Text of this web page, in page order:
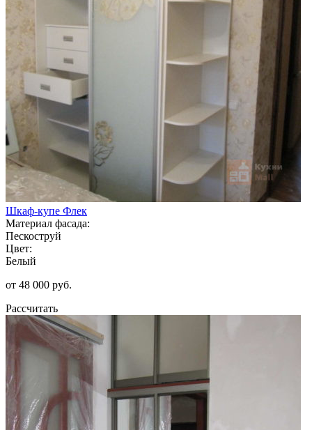
Шкаф-купе Флек
Материал фасада:
Пескоструй
Цвет:
Белый
от 48 000 руб.
Рассчитать